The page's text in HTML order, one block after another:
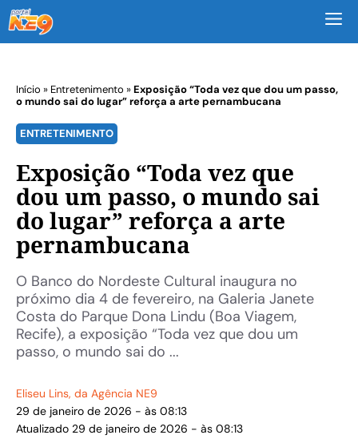
Início » Entretenimento »Exposição “Toda vez que dou um passo,
o mundo sai do lugar” reforça a arte pernambucana
ENTRETENIMENTO
Exposição “Toda vez que
dou um passo, o mundo sai
do lugar” reforça a arte
pernambucana
O Banco do Nordeste Cultural inaugura no
próximo dia 4 de fevereiro, na Galeria Janete
Costa do Parque Dona Lindu (Boa Viagem,
Recife), a exposição “Toda vez que dou um
passo, o mundo sai do ...
Eliseu Lins, da Agência NE9
29 de janeiro de 2026 - às 08:13
Atualizado 29 de janeiro de 2026 - às 08:13